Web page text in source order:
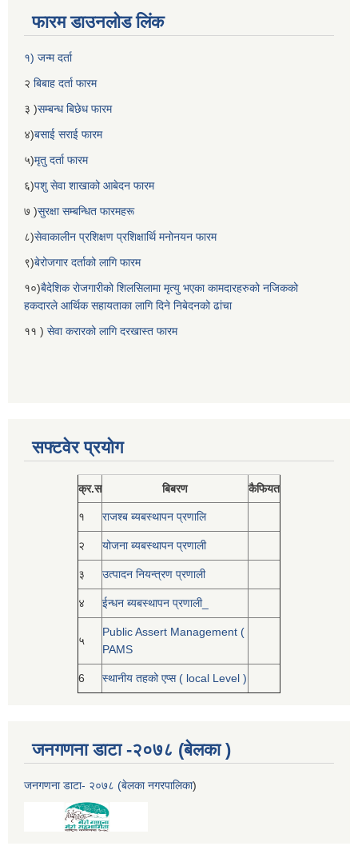
फारम डाउनलोड लिंक
१) जन्म दर्ता
२ बिबाह दर्ता फारम
३ )सम्बन्ध बिछेध फारम
४)बसाई सराई फारम
५)मृतु दर्ता फारम
६)पशु सेवा शाखाको आबेदन फारम
७ )सुरक्षा सम्बन्धित फारमहरू
८)सेवाकालीन प्रशिक्षण प्रशिक्षार्थि मनोनयन फारम
९)बेरोजगार दर्ताको लागि फारम
१०)बैदेशिक रोजगारीको शिलसिलामा मृत्यु भएका कामदारहरुको नजिकको
हकदारले आर्थिक सहायताका लागि दिने निबेदनको ढांचा
११ ) सेवा करारको लागि दरखास्त फारम
सफ्टवेर प्रयोग
क्र.स बिबरण कैफियत
१ राजश्ब ब्यबस्थापन प्रणालि
२ योजना ब्यबस्थापन प्रणाली
३ उत्पादन नियन्त्रण प्रणाली
४ ईन्धन ब्यबस्थापन प्रणाली_
५
Public Assert Management (
PAMS
6 स्थानीय तहको एप्स ( local Level )
जनगणना डाटा -२०७८ (बेलका )
जनगणना डाटा- २०७८ (बेलका नगरपालिका)